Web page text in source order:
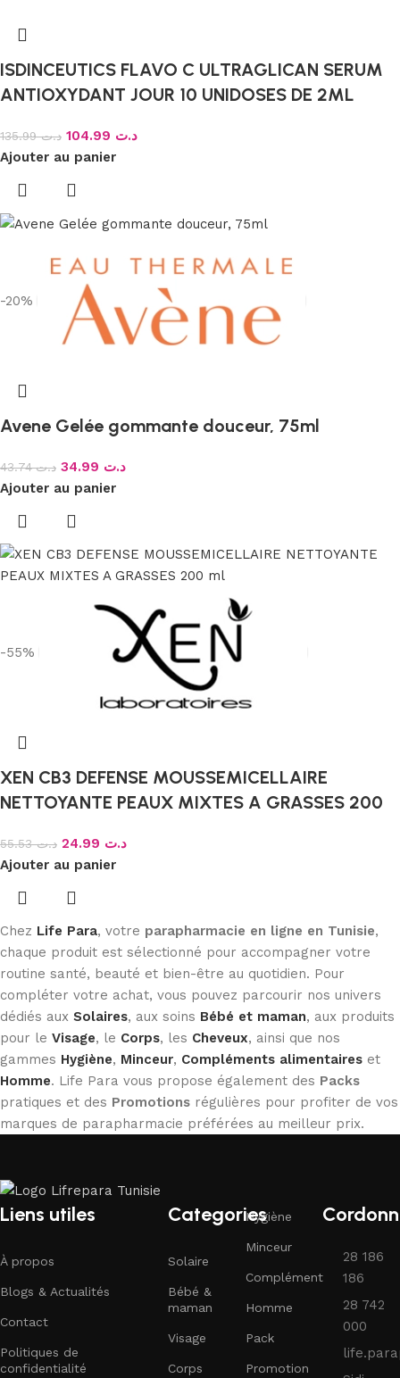
ISDINCEUTICS FLAVO C ULTRAGLICAN SERUM
ANTIOXYDANT JOUR 10 UNIDOSES DE 2ML
د.ت135.99 د.ت
Ajouter au panier
-20%
Avene Gelée gommante douceur, 75ml
د.ت43.74 د.ت
Ajouter au panier
-55%
XEN CB3 DEFENSE MOUSSEMICELLAIRE
NETTOYANTE PEAUX MIXTES A GRASSES 200
د.ت55.53 د.ت
Ajouter au panier
Chez Life Para, votre parapharmacie en ligne en Tunisie,
chaque produit est sélectionné pour accompagner votre
routine santé, beauté et bien-être au quotidien. Pour
compléter votre achat, vous pouvez parcourir nos univers
dédiés aux Solaires, aux soins Bébé et maman, aux produits
pour le Visage, le Corps, les Cheveux, ainsi que nos
gammes Hygiène, Minceur, Compléments alimentaires et
Homme. Life Para vous propose également des Packs
pratiques et des Promotions régulières pour profiter de vos
marques de parapharmacie préférées au meilleur prix.
Liens utiles
À propos
Blogs & Actualités
Contact
Politiques de
confidentialité
Categories
Solaire
Bébé &
maman
Visage
Corps
Hygiène
Minceur
Complément
Homme
Pack
Promotion
28 186
186
28 742
000